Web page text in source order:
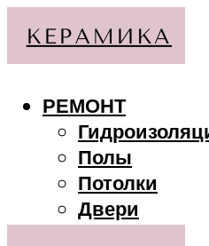
РЕМОНТ
Полы
Потолки
Двери